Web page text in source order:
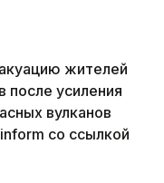
жителей
после усиления
вулканов
со ссылкой